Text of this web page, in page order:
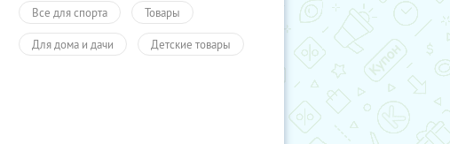
Все для спорта Товары
Для дома и дачи Детские товары